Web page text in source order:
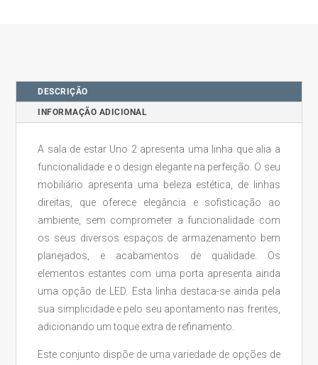
DESCRIÇÃO
INFORMAÇÃO ADICIONAL
A sala de estar Uno 2 apresenta uma linha que alia a
funcionalidade e o design elegante na perfeição. O seu
mobiliário apresenta uma beleza estética, de linhas
direitas, que oferece elegância e sofisticação ao
ambiente, sem comprometer a funcionalidade com
os seus diversos espaços de armazenamento bem
planejados, e acabamentos de qualidade. Os
elementos estantes com uma porta apresenta ainda
uma opção de LED. Esta linha destaca-se ainda pela
sua simplicidade e pelo seu apontamento nas frentes,
adicionando um toque extra de refinamento.
Este conjunto dispõe de uma variedade de opções de